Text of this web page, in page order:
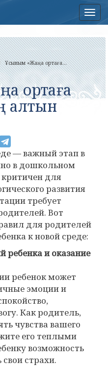
Ұсыным «Жаңа ортаға...
ортаға
алтын
— важный этап в
в дошкольном
критичен для
развития
требует
Вот
для родителей
к новой среде:
ребенка и оказание
ребенок может
эмоции и
Как родитель,
чувства вашего
его теплыми
возможность
страхи.